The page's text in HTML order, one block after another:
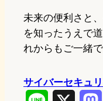
未来の便利さと
を知ったうえで
れからもご一緒
サイバーセキュ